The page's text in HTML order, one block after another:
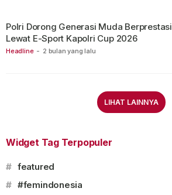
Headline - 2 bulan yang lalu
Polri Dorong Generasi Muda Berprestasi
Lewat E-Sport Kapolri Cup 2026
LIHAT LAINNYA
Widget Tag Terpopuler
# featured
# #femindonesia